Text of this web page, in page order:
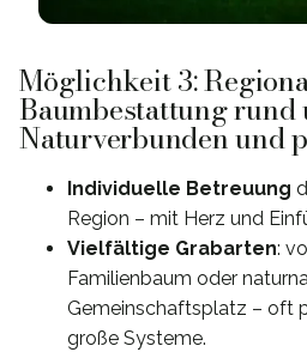
Möglichkeit 3:
Baumbestattung
Naturverbunden und
Individuelle Betreuung
Region – mit Herz und
Vielfältige Grabarten:
Familienbaum oder
Gemeinschaftsplatz – oft
große Systeme.